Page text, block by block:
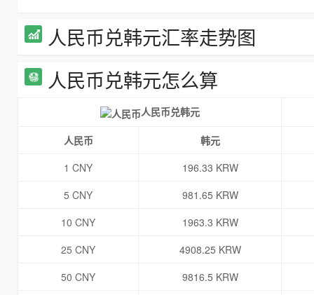
人民币兑韩元汇率走势图
人民币兑韩元怎么算
人民币兑韩元
人民币
韩元
1 CNY
196.33 KRW
5 CNY
981.65 KRW
10 CNY
1963.3 KRW
25 CNY
4908.25 KRW
50 CNY
9816.5 KRW